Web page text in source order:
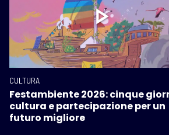
CULTURA
Festambiente 2026: cinque
cultura e partecipazione per un
futuro migliore